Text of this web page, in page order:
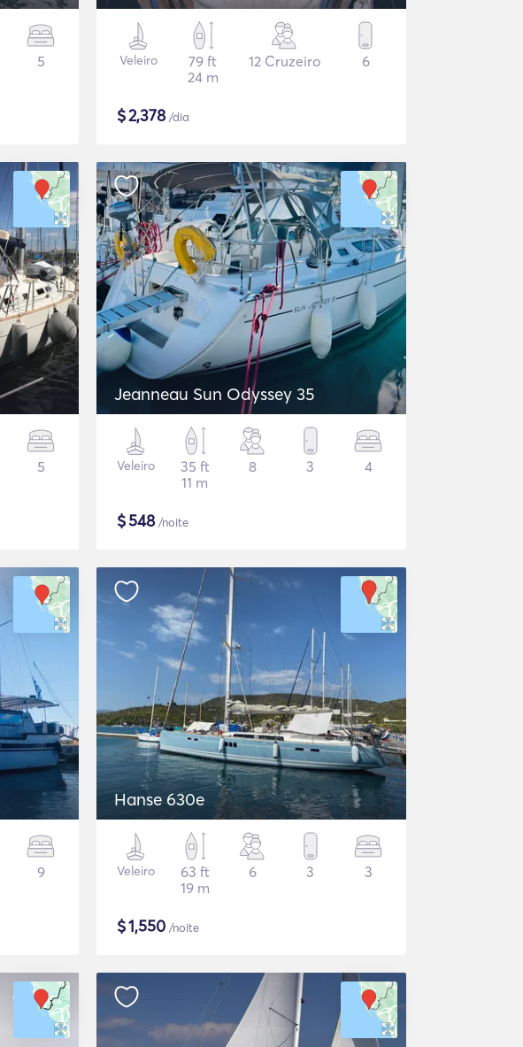
5 Veleiro
79 ft
24 m
12 Cruzeiro 6
$2,378/dia
5
Jeanneau Sun Odyssey 35
Veleiro
35 ft
11 m
8 3 4
$548/noite
9
Hanse 630e
Veleiro
63 ft
19 m
6 3 3
$1,550 /noite